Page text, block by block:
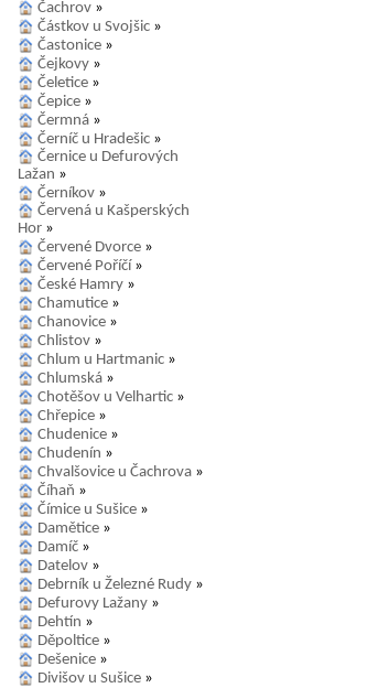
Čachrov »
Částkov u Svojšic »
Častonice »
Čejkovy »
Čeletice »
Čepice »
Čermná »
Černíč u Hradešic »
Černice u Defurových
Lažan »
Černíkov »
Červená u Kašperských
Hor »
Červené Dvorce »
Červené Poříčí »
České Hamry »
Chamutice »
Chanovice »
Chlistov »
Chlum u Hartmanic »
Chlumská »
Chotěšov u Velhartic »
Chřepice »
Chudenice »
Chudenín »
Chvalšovice u Čachrova »
Číhaň »
Čímice u Sušice »
Damětice »
Damíč »
Datelov »
Debrník u Železné Rudy »
Defurovy Lažany »
Dehtín »
Děpoltice »
Dešenice »
Divišov u Sušice »